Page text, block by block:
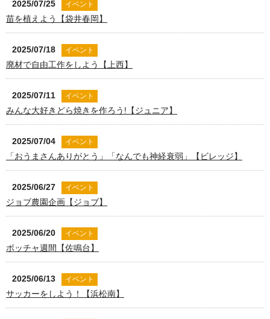
2025/07/25 イベント
苗を植えよう【袋井春岡】
2025/07/18 イベント
廃材で自由工作をしよう【上西】
2025/07/11 イベント
みんな大好きどら焼きを作ろう!【ジュニア】
2025/07/04 イベント
「おうまさんありがとう」「なんでも神経衰弱」【ビレッジ】
2025/06/27 イベント
ジョブ農園企画【ジョブ】
2025/06/20 イベント
ボッチャ週間【佐鳴台】
2025/06/13 イベント
サッカーをしよう！【浜松南】